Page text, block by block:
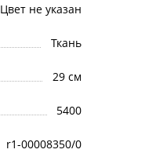
Цвет не указан
Ткань
29 см
5400
r1-00008350/0